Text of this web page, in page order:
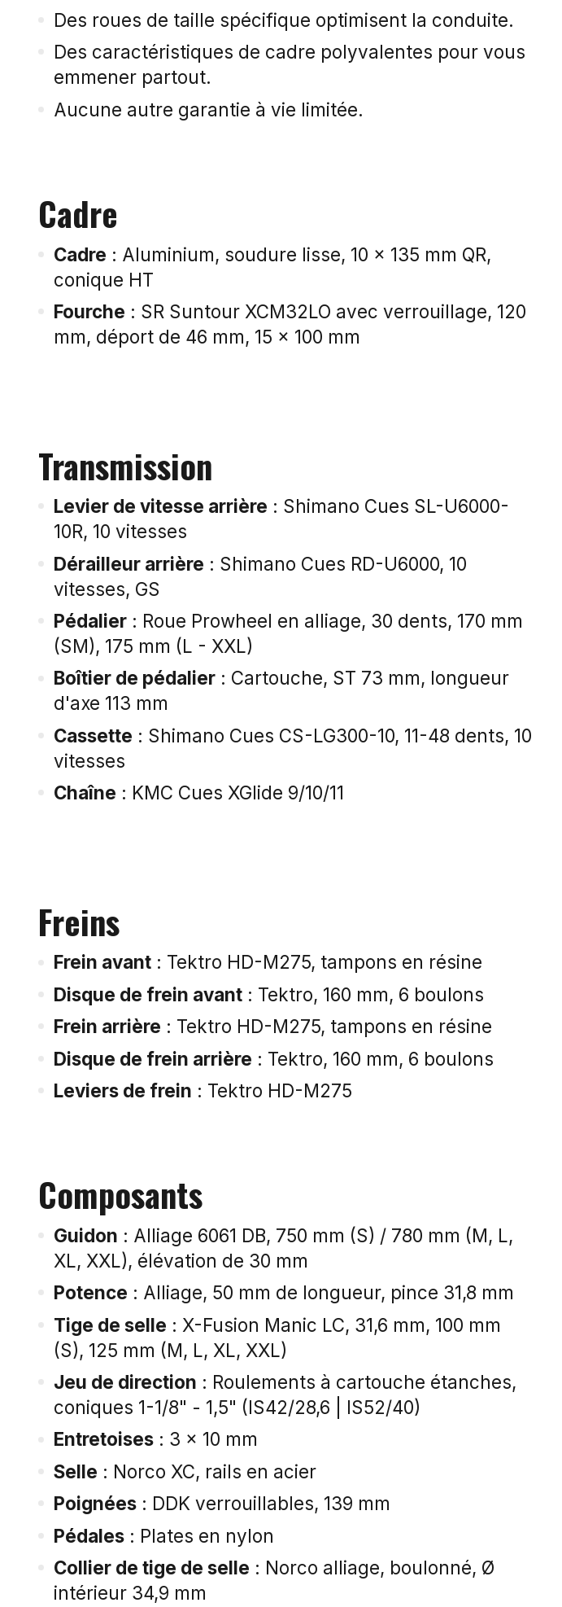
Des roues de taille spécifique optimisent la conduite.
Des caractéristiques de cadre polyvalentes pour vous
emmener partout.
Aucune autre garantie à vie limitée.
Cadre
Cadre : Aluminium, soudure lisse, 10 x 135 mm QR,
conique HT
Fourche : SR Suntour XCM32LO avec verrouillage, 120
mm, déport de 46 mm, 15 x 100 mm
Transmission
Levier de vitesse arrière : Shimano Cues SL-U6000-
10R, 10 vitesses
Dérailleur arrière : Shimano Cues RD-U6000, 10
vitesses, GS
Pédalier: Roue Prowheel en alliage, 30 dents, 170 mm
(SM), 175 mm (L - XXL)
Boîtier de pédalier: Cartouche, ST 73 mm, longueur
d'axe 113 mm
Cassette : Shimano Cues CS-LG300-10, 11-48 dents, 10
vitesses
Chaîne : KMC Cues XGlide 9/10/11
Freins
Frein avant: Tektro HD-M275, tampons en résine
Disque de frein avant: Tektro, 160 mm, 6 boulons
Frein arrière : Tektro HD-M275, tampons en résine
Disque de frein arrière : Tektro, 160 mm, 6 boulons
Leviers de frein : Tektro HD-M275
Composants
Guidon : Alliage 6061 DB, 750 mm (S) / 780 mm (M, L,
XL, XXL), élévation de 30 mm
Potence : Alliage, 50 mm de longueur, pince 31,8 mm
Tige de selle : X-Fusion Manic LC, 31,6 mm, 100 mm
(S), 125 mm (M, L, XL, XXL)
Jeu de direction : Roulements à cartouche étanches,
coniques 1-1/8" - 1,5" (IS42/28,6 | IS52/40)
Entretoises: 3 x 10 mm
Selle : Norco XC, rails en acier
Poignées: DDK verrouillables, 139 mm
Pédales: Plates en nylon
Collier de tige de selle : Norco alliage, boulonné, Ø
intérieur 34,9 mm